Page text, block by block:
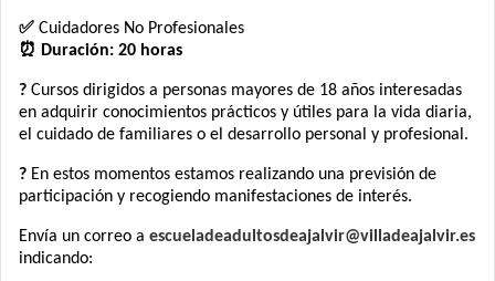
✅ Cuidadores No Profesionales
⏰ Duración: 20 horas
? Cursos dirigidos a personas mayores de 18 años interesadas
en adquirir conocimientos prácticos y útiles para la vida diaria,
el cuidado de familiares o el desarrollo personal y profesional.
? En estos momentos estamos realizando una previsión de
participación y recogiendo manifestaciones de interés.
Envía un correo a escueladeadultosdeajalvir@villadeajalvir.es
indicando: